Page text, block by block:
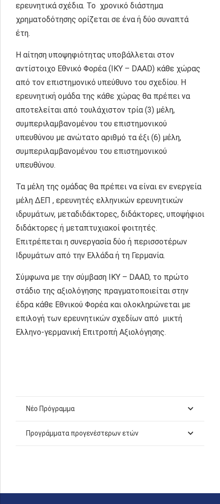
ερευνητικά σχέδια. Το χρονικό διάστημα
χρηματοδότησης ορίζεται σε ένα ή δύο συναπτά
έτη.
Η αίτηση υποψηφιότητας υποβάλλεται στον
αντίστοιχο Εθνικό Φορέα (ΙΚΥ – DAAD) κάθε χώρας
από τον επιστημονικό υπεύθυνο του σχεδίου. Η
ερευνητική ομάδα της κάθε χώρας θα πρέπει να
αποτελείται από τουλάχιστον τρία (3) μέλη,
συμπεριλαμβανομένου του επιστημονικού
υπευθύνου με ανώτατο αριθμό τα έξι (6) μέλη,
συμπεριλαμβανομένου του επιστημονικού
υπευθύνου.
Τα μέλη της ομάδας θα πρέπει να είναι εν ενεργεία
μέλη ΔΕΠ , ερευνητές ελληνικών ερευνητικών
ιδρυμάτων, μεταδιδάκτορες, διδάκτορες, υποψήφιοι
διδάκτορες ή μεταπτυχιακοί φοιτητές.
Επιτρέπεται η συνεργασία δύο ή περισσοτέρων
Ιδρυμάτων από την Ελλάδα ή τη Γερμανία.
Σύμφωνα με την σύμβαση IKY – DAAD, το πρώτο
στάδιο της αξιολόγησης πραγματοποιείται στην
έδρα κάθε Εθνικού Φορέα και ολοκληρώνεται με
επιλογή των ερευνητικών σχεδίων από μικτή
Ελληνο-γερμανική Επιτροπή Αξιολόγησης.
Νέο Πρόγραμμα
Προγράμματα προγενέστερων ετών